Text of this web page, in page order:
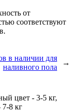
от
соответствуют
в наличии для
наливного пола
→
цвет - 3-5 кг,
7-8 кг